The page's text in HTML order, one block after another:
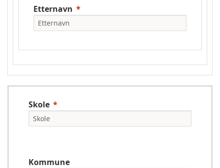
Etternavn
Skole
Kommune